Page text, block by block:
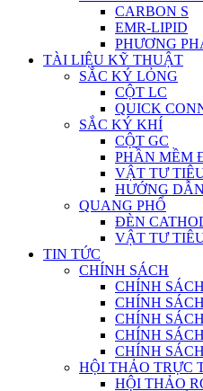
CARBON S
EMR-LIPID
PHƯƠNG
TÀI LIỆU KỸ THUẬT
SẮC KÝ LỎNG
CỘT LC
QUICK
SẮC KÝ KHÍ
CỘT GC
PHẦN MỀM
VẬT TƯ
HƯỚNG
QUANG PHỔ
ĐÈN
VẬT TƯ
TIN TỨC
CHÍNH SÁCH
CHÍNH
CHÍNH
CHÍNH
CHÍNH
CHÍNH
HỘI THẢO TRỰC
HỘI THẢO